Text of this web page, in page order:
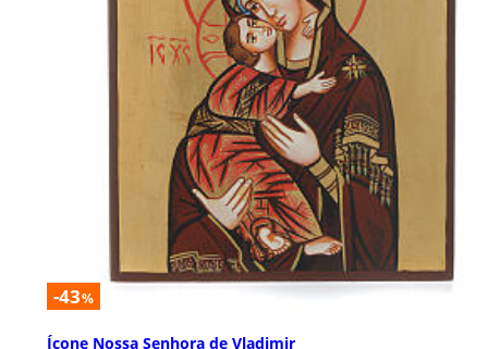
-43%
Ícone Nossa Senhora de Vladimir